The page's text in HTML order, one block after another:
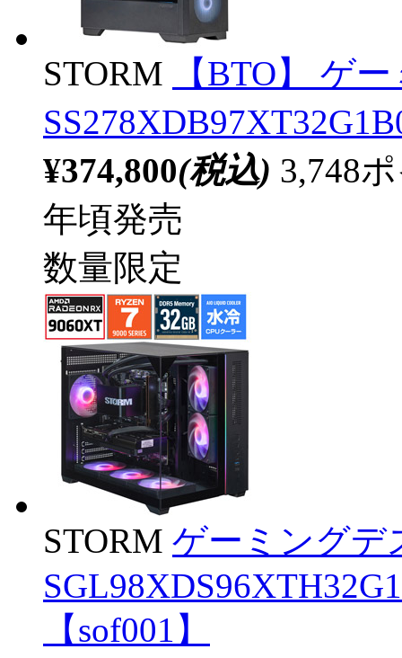
STORM
【BTO】 ゲ
¥374,800(税込) 3,748
年頃発売
数量限定
STORM ゲーミングデ
【sof001】